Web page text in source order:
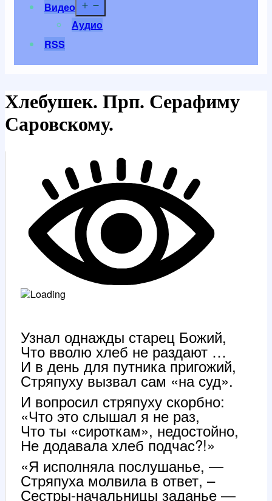
Видео
Аудио
RSS
Хлебушек. Прп. Серафиму
Саровскому.
Узнал однажды старец Божий,
Что вволю хлеб не раздают …
И в день для путника пригожий,
Стряпуху вызвал сам «на суд».
И вопросил стряпуху скорбно:
«Что это слышал я не раз,
Что ты «сироткам», недостойно,
Не додавала хлеб подчас?!»
«Я исполняла послушанье, —
Стряпуха молвила в ответ, –
Сестры-начальницы заданье —